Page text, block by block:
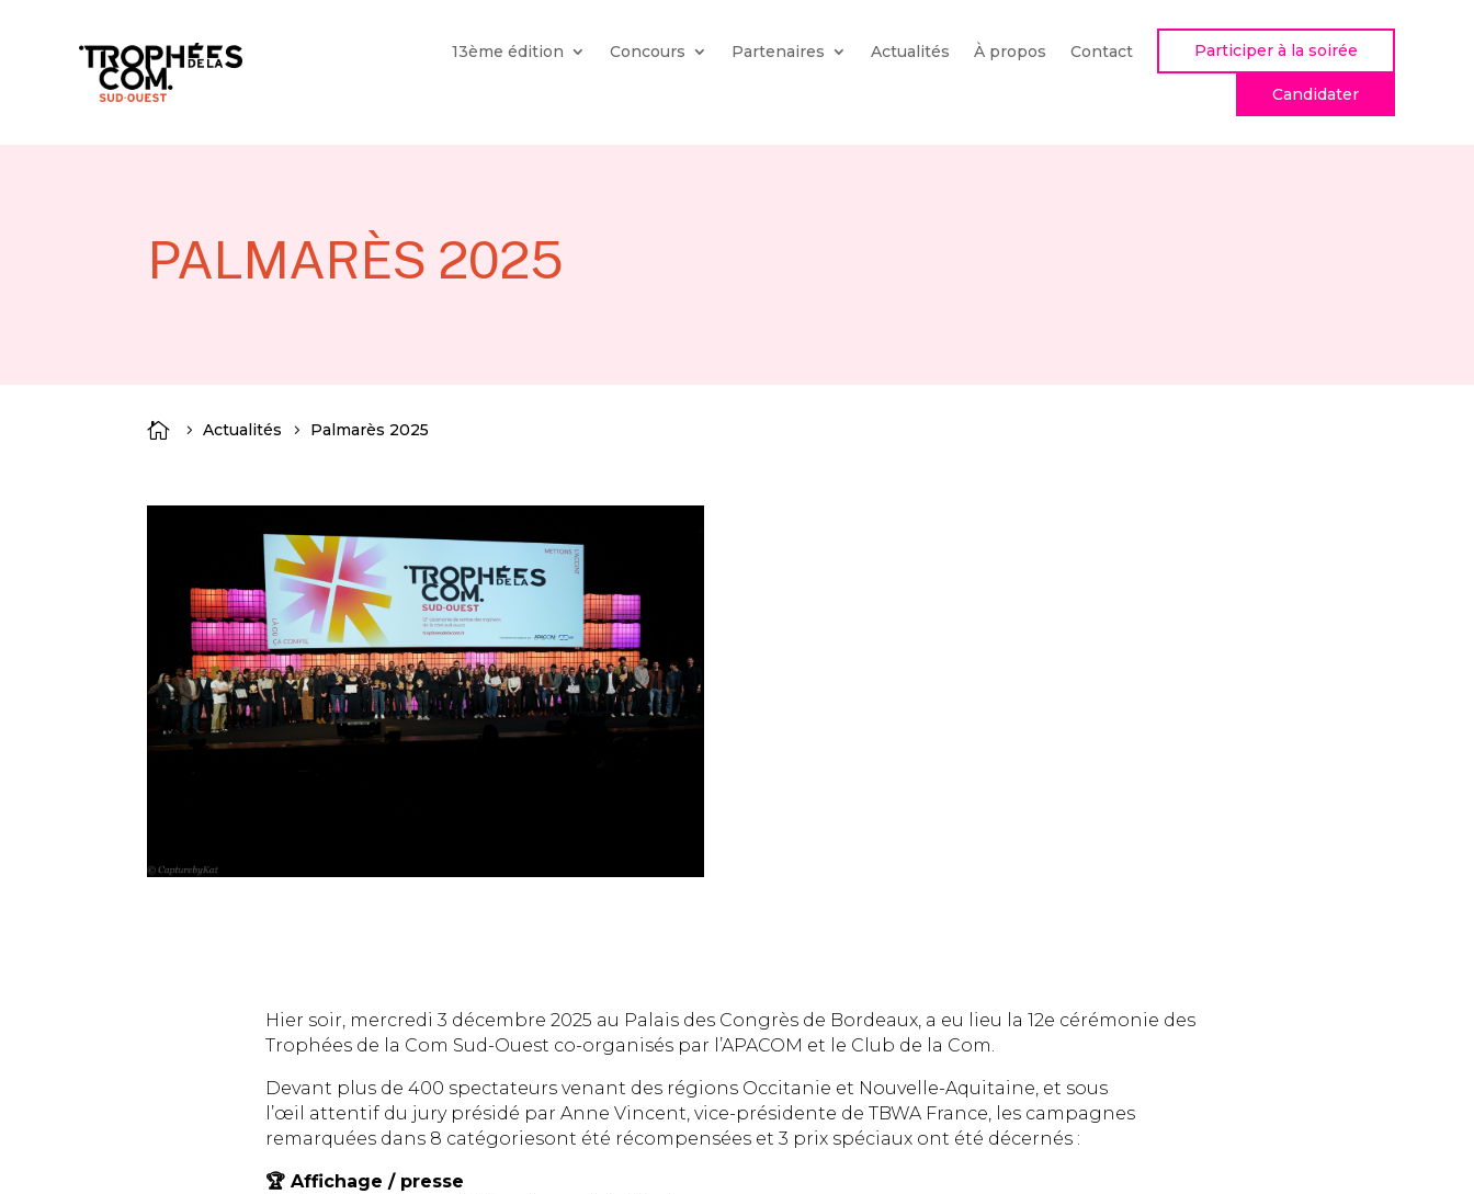
13ème édition Concours Partenaires Actualités À propos Contact Participer à la soirée
Candidater
PALMARÈS 2025
 Actualités Palmarès 2025
Hier soir, mercredi 3 décembre 2025 au Palais des Congrès de Bordeaux, a eu lieu la 12e cérémonie des
Trophées de la Com Sud-Ouest co-organisés par l’APACOM et le Club de la Com.
Devant plus de 400 spectateurs venant des régions Occitanie et Nouvelle-Aquitaine, et sous
l’œil attentif du jury présidé par Anne Vincent, vice-présidente de TBWA France, les campagnes
remarquées dans 8 catégoriesont été récompensées et 3 prix spéciaux ont été décernés :
🏆 Affichage / presse